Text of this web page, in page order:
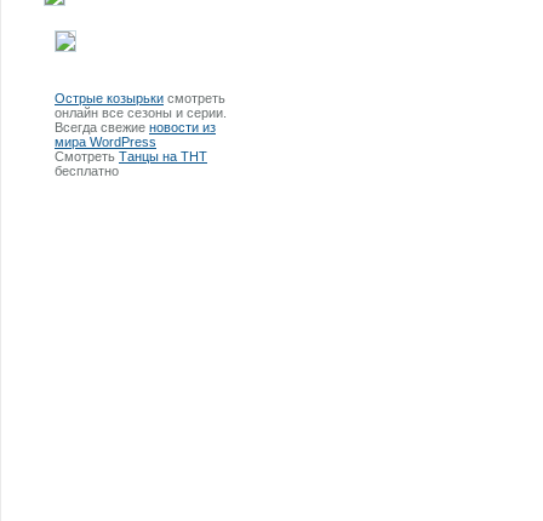
Острые козырьки смотреть
онлайн все сезоны и серии.
Всегда свежие новости из
мира WordPress
Смотреть Танцы на ТНТ
бесплатно